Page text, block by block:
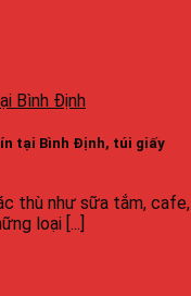
tại Bình Định, túi giấy
thù như sữa tắm, cafe,
loại [...]